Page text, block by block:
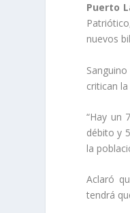
Puerto
nuevos
critican
“Hay un
débito y
la
Aclaró
tendrá